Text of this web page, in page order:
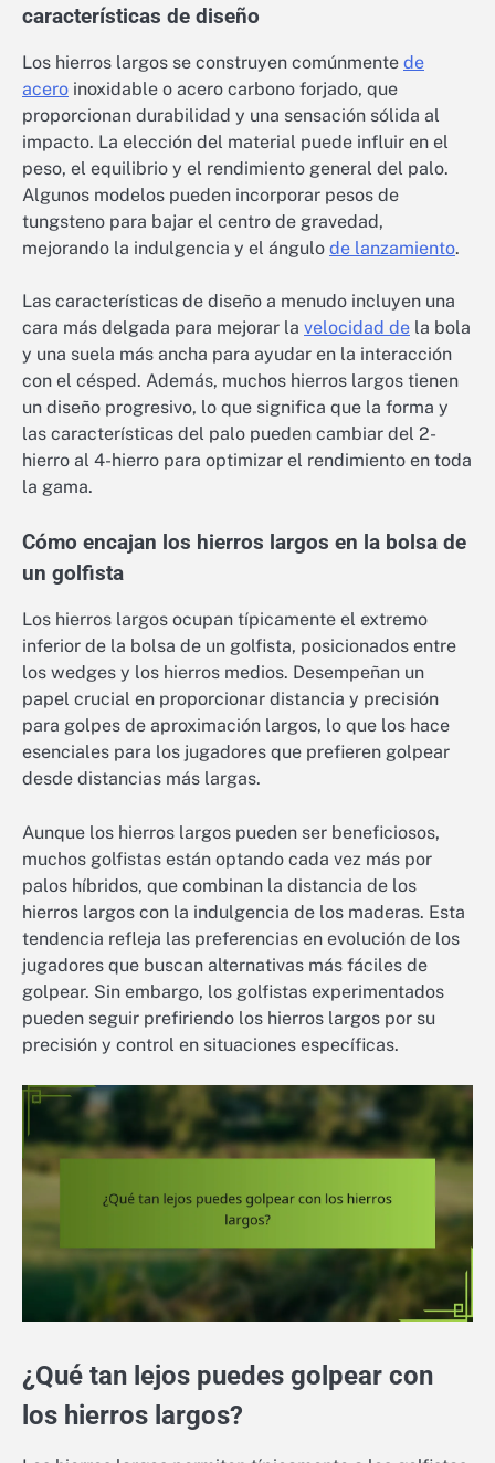
características de diseño
Los hierros largos se construyen comúnmente de
acero inoxidable o acero carbono forjado, que
proporcionan durabilidad y una sensación sólida al
impacto. La elección del material puede influir en el
peso, el equilibrio y el rendimiento general del palo.
Algunos modelos pueden incorporar pesos de
tungsteno para bajar el centro de gravedad,
mejorando la indulgencia y el ángulo de lanzamiento.
Las características de diseño a menudo incluyen una
cara más delgada para mejorar la velocidad de la bola
y una suela más ancha para ayudar en la interacción
con el césped. Además, muchos hierros largos tienen
un diseño progresivo, lo que significa que la forma y
las características del palo pueden cambiar del 2-
hierro al 4-hierro para optimizar el rendimiento en toda
la gama.
Cómo encajan los hierros largos en la bolsa de
un golfista
Los hierros largos ocupan típicamente el extremo
inferior de la bolsa de un golfista, posicionados entre
los wedges y los hierros medios. Desempeñan un
papel crucial en proporcionar distancia y precisión
para golpes de aproximación largos, lo que los hace
esenciales para los jugadores que prefieren golpear
desde distancias más largas.
Aunque los hierros largos pueden ser beneficiosos,
muchos golfistas están optando cada vez más por
palos híbridos, que combinan la distancia de los
hierros largos con la indulgencia de los maderas. Esta
tendencia refleja las preferencias en evolución de los
jugadores que buscan alternativas más fáciles de
golpear. Sin embargo, los golfistas experimentados
pueden seguir prefiriendo los hierros largos por su
precisión y control en situaciones específicas.
¿Qué tan lejos puedes golpear con
los hierros largos?